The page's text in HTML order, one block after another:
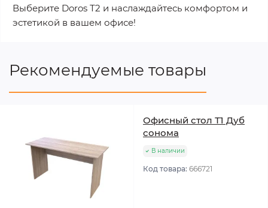
Выберите Doros Т2 и наслаждайтесь комфортом и
эстетикой в вашем офисе!
Рекомендуемые товары
Офисный стол Т1 Дуб
cонома
В наличии
Код товара: 666721